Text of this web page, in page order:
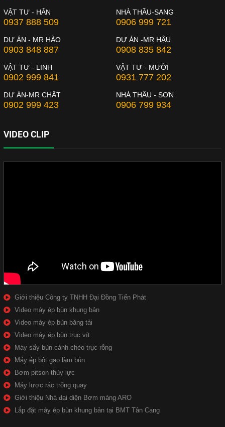
VẬT TƯ - HÂN
0937 888 509
NHÀ THẦU-SANG
0906 999 721
DỰ ÁN - MR HÀO
0903 848 887
DỰ ÁN -MR HẬU
0908 835 842
VẬT TƯ - LINH
0902 999 841
VẬT TƯ - MƯỜI
0931 777 202
DỰ ÁN-MR CHẤT
0902 999 423
NHÀ THẦU - SƠN
0906 799 934
VIDEO CLIP
Giới thiệu Công ty TNHH Đại Đồng Tiến Phát
Video máy ép bùn khung bản
Video máy ép bùn băng tải
Video máy ép bùn trục vít
Máy sấy bùn cánh chèo trục rỗng
Máy ép bột gạo làm bún
Bơm pitson thủy lực
Máy lược rác trống quay
Giới thiệu Nhà đại diện Bơm màng ARO
Lắp đặt máy ép bùn khung bản tại BMT Tân Cang